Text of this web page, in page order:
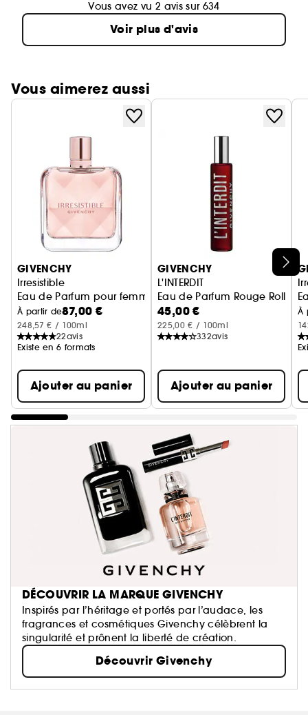
Vous avez vu 2 avis sur 634
Voir plus d'avis
Vous aimerez aussi
Ignorer le carrousel produits
GIVENCHY
Irresistible
Eau de Parfum pour femme
À partir de87,00 €
248,57 € / 100ml
22avis
Existe en 6 formats
Ajouter au panier
GIVENCHY
L'INTERDIT
Eau de Parfum Rouge Roll-On
45,00 €
225,00 € / 100ml
332avis
Ajouter au panier
À
DÉCOUVRIR LA MARQUE GIVENCHY
Inspirés par l’héritage et portés par l’audace, les
fragrances et cosmétiques Givenchy célèbrent la
singularité et prônent la liberté de création.
Découvrir Givenchy